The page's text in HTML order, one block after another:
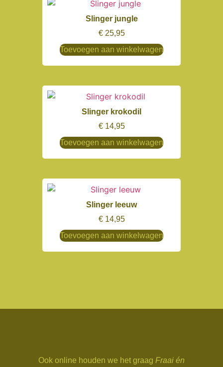
Slinger jungle
€25,95
Toevoegen aan winkelwagen
Slinger krokodil
€14,95
Toevoegen aan winkelwagen
Slinger leeuw
€14,95
Toevoegen aan winkelwagen
Ook online houden we het graag Fraai én